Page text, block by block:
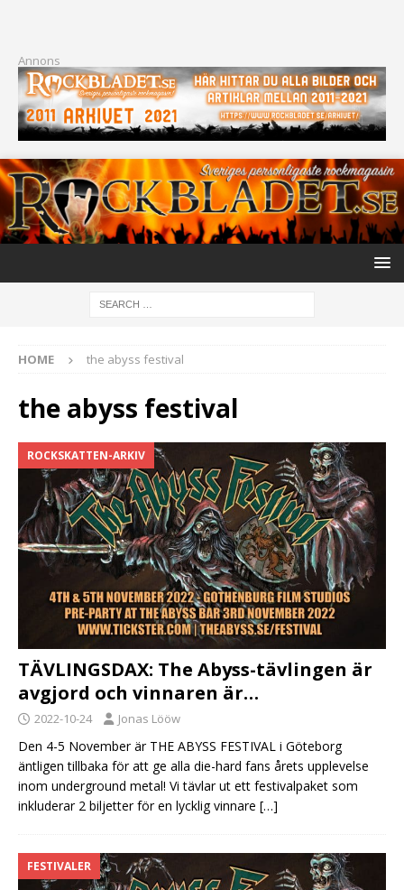
Annons
HOME the abyss festival
the abyss festival
ROCKSKATTEN-ARKIV
TÄVLINGSDAX: The Abyss-tävlingen är
avgjord och vinnaren är…
2022-10-24 Jonas Lööw
Den 4-5 November är THE ABYSS FESTIVAL i Göteborg
äntligen tillbaka för att ge alla die-hard fans årets upplevelse
inom underground metal! Vi tävlar ut ett festivalpaket som
inkluderar 2 biljetter för en lycklig vinnare […]
FESTIVALER